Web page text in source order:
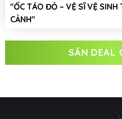
"ỐC TÁO ĐỎ – VỆ SĨ VỆ SINH
CẢNH"
SĂN DEAL